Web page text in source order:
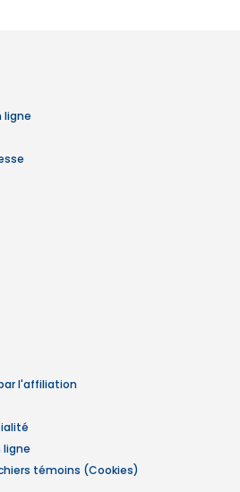
ligne
l'affiliation
ligne
témoins (Cookies)